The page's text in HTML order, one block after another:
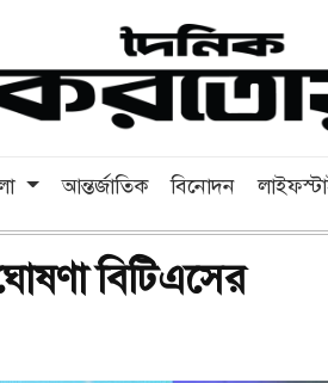
আন্তর্জাতিক বিনোদন
বিটিএসের